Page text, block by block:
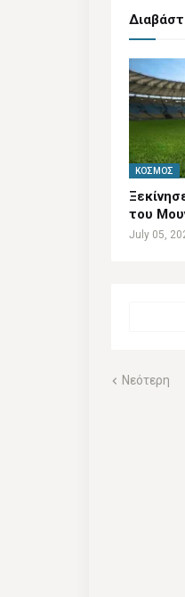
ΚΌΣΜΟΣ
του
July 05,
Νεότερη